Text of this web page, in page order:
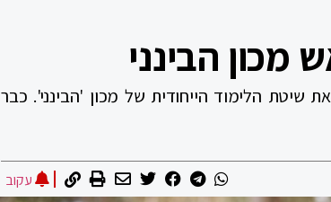
הבינני
שיטת הלימוד הייחודית של מכון 'הבינני'. כבר
עקוב